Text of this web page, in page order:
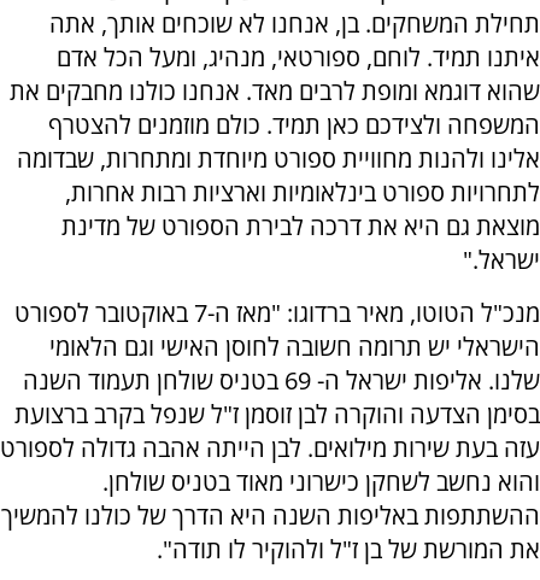
תחילת המשחקים. בן, אנחנו לא שוכחים אותך, אתה
איתנו תמיד. לוחם, ספורטאי, מנהיג, ומעל הכל אדם
שהוא דוגמא ומופת לרבים מאד. אנחנו כולנו מחבקים את
המשפחה ולצידכם כאן תמיד. כולם מוזמנים להצטרף
אלינו ולהנות מחוויית ספורט מיוחדת ומתחרות, שבדומה
לתחרויות ספורט בינלאומיות וארציות רבות אחרות,
מוצאת גם היא את דרכה לבירת הספורט של מדינת
ישראל."
מנכ"ל הטוטו, מאיר ברדוגו: "מאז ה-7 באוקטובר לספורט
הישראלי יש תרומה חשובה לחוסן האישי וגם הלאומי
שלנו. אליפות ישראל ה- 69 בטניס שולחן תעמוד השנה
בסימן הצדעה והוקרה לבן זוסמן ז"ל שנפל בקרב ברצועת
עזה בעת שירות מילואים. לבן הייתה אהבה גדולה לספורט
והוא נחשב לשחקן כישרוני מאוד בטניס שולחן.
ההשתתפות באליפות השנה היא הדרך של כולנו להמשיך
את המורשת של בן ז"ל ולהוקיר לו תודה".